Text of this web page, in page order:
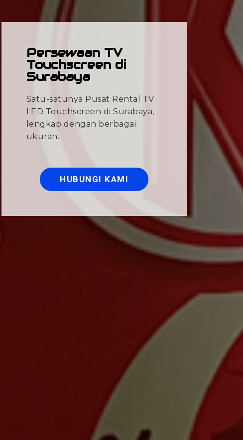
Persewaan TV
Touchscreen di
Surabaya
Satu-satunya Pusat Rental TV
LED Touchscreen di Surabaya,
lengkap dengan berbagai
ukuran.
HUBUNGI KAMI